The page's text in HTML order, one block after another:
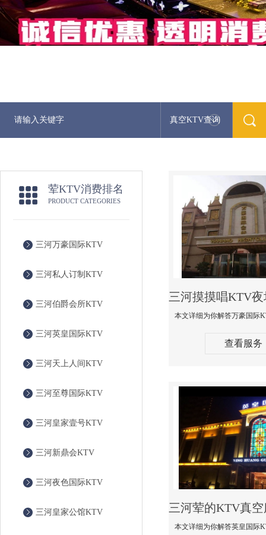
真空KTV查询
荤KTV消费排名
PRODUCT CATEGORIES
三河万豪国际KTV
三河私人订制KTV
三河伯爵会所KTV
三河英皇国际KTV
三河天上人间KTV
三河至尊国际KTV
三河皇家壹号KTV
三河新鼎会KTV
三河夜色国际KTV
三河皇家公馆KTV
查看服务